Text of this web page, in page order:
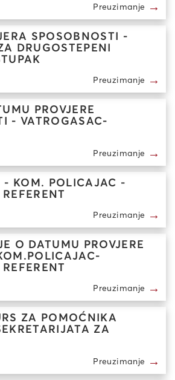
Preuzimanje →
SPOSOBNOSTI -
DRUGOSTEPENI
Preuzimanje →
PROVJERE
- VATROGASAC-
Preuzimanje →
- KOM. POLICAJAC -
Preuzimanje →
O DATUMU PROVJERE
Preuzimanje →
ZA POMOĆNIKA
ZA
Preuzimanje →